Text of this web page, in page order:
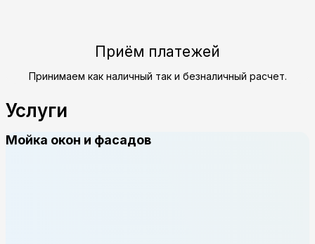
Приём платежей
Принимаем как наличный так и безналичный расчет.
Услуги
Мойка окон и фасадов